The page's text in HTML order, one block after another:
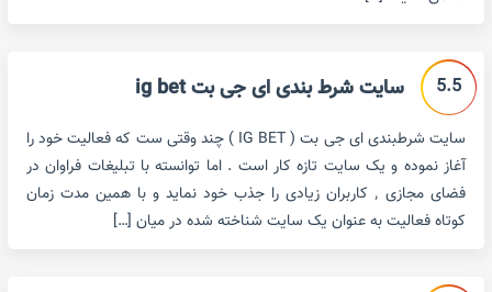
5.5 سایت شرط بندی ای جی بت ig bet
سایت شرطبندی ای جی بت ( IG BET ) چند وقتی ست که فعالیت خود را
آغاز نموده و یک سایت تازه کار است . اما توانسته با تبلیغات فراوان در
فضای مجازی ٬ کاربران زیادی را جذب خود نماید و با همین مدت زمان
کوتاه فعالیت به عنوان یک سایت شناخته شده در میان […]